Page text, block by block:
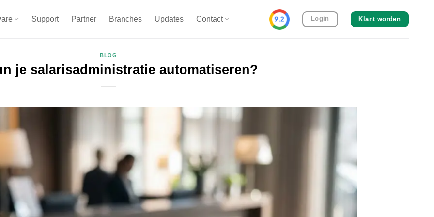
Support Partner Branches Updates Contact Login Klant worden
BLOG
je salarisadministratie automatiseren?